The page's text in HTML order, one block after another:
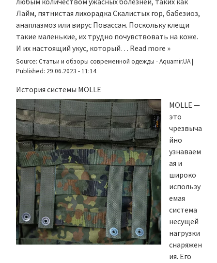
Лайм, пятнистая лихорадка Скалистых гор, бабезиоз,
анаплазмоз или вирус Повассан. Поскольку клещи
такие маленькие, их трудно почувствовать на коже.
И их настоящий укус, который… Read more »
Source: Статьи и обзоры современной одежды - Aquamir.UA|
Published: 29.06.2023 - 11:14
История системы MOLLE
MOLLE —
это
чрезвыча
йно
узнаваем
ая и
широко
использу
емая
система
несущей
нагрузки
снаряжен
ия. Его